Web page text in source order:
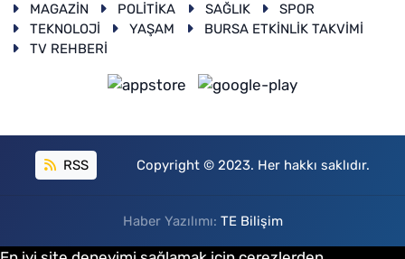
MAGAZİN
POLİTİKA SAĞLIK
SPOR
TEKNOLOJİ
YAŞAM
BURSA ETKİNLİK TAKVİMİ
TV REHBERİ
RSS Copyright © 2023. Her hakkı saklıdır.
Haber Yazılımı: TE Bilişim